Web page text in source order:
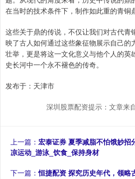
在当时的技术条件下，制作如此重的青铜
这些关于鼎的传说，不仅让我们对古代青
映了古人如何通过这些象征物展示自己的
壮举，更是将这一文化意义与他个人的英
史长河中一个永不褪色的传奇。
发布于：天津市
深圳股票配资提示：文章来
上一篇： 宏泰证券 夏季减脂不怕饿妙招
凉运动_游泳_饮食_保持身材
下一篇：恒捷配资 探究历史年代，领略